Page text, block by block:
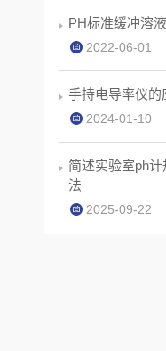
PH标准缓冲溶
2022-06-01
手持电导率仪的
2024-01-10
简述实验室ph
法
2025-09-22